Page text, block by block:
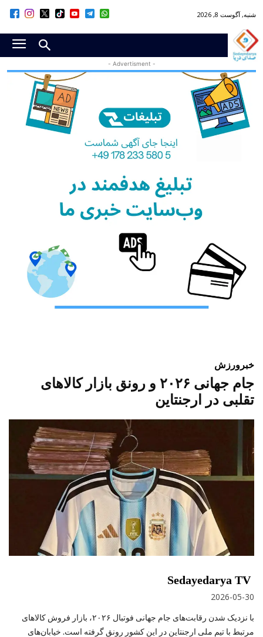
شنبه, آگوست 8, 2026
- Advertisment -
خبر ورزش
جام جهانی ۲۰۲۶ و رونق بازار کالاهای
تقلبی در ارجنتاین
Sedayedarya TV
2026-05-30
با نزدیک شدن رقابت‌های جام جهانی فوتبال ۲۰۲۶، بازار فروش کالاهای
مرتبط با تیم ملی ارجنتاین در این کشور رونق گرفته است. خیابان‌های